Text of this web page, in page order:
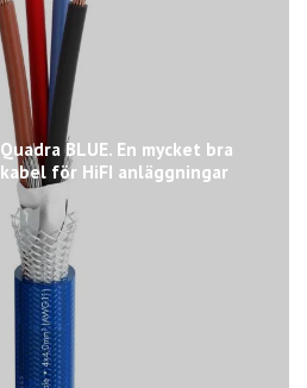
BLUE. En mycket bra
för HiFI anläggningar